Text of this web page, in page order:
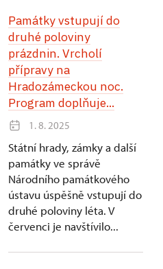
Památky vstupují do
druhé poloviny
prázdnin. Vrcholí
přípravy na
Hradozámeckou noc.
Program doplňuje...
1. 8. 2025
Státní hrady, zámky a další
památky ve správě
Národního památkového
ústavu úspěšně vstupují do
druhé poloviny léta. V
červenci je navštívilo...